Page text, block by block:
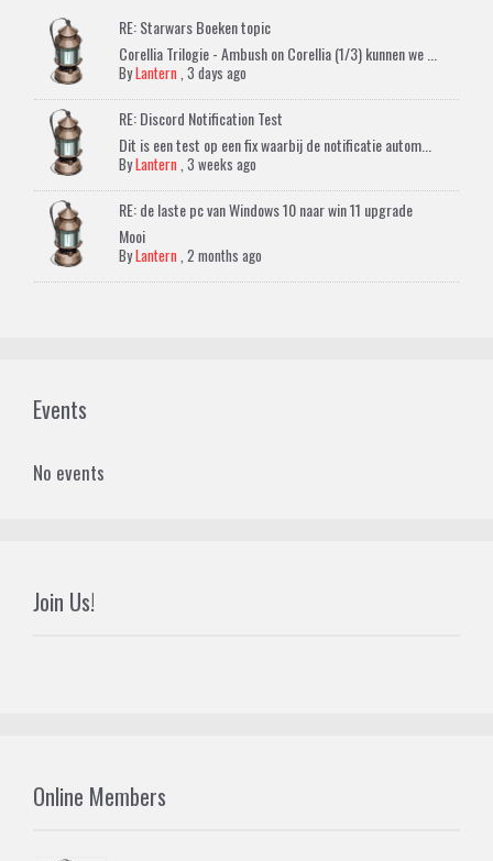
RE: Starwars Boeken topic
Corellia Trilogie - Ambush on Corellia (1/3) kunnen we ...
ByLantern ,3 days ago
RE: Discord Notification Test
Dit is een test op een fix waarbij de notificatie autom...
ByLantern ,3 weeks ago
RE: de laste pc van Windows 10 naar win 11 upgrade
Mooi
ByLantern ,2 months ago
Events
No events
Join Us!
Online Members